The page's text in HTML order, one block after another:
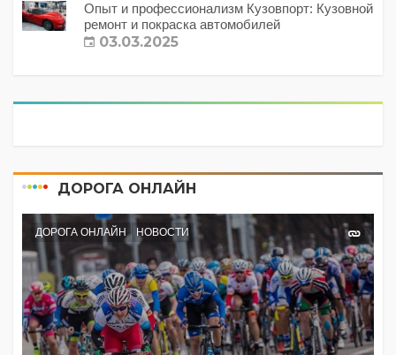
Опыт и профессионализм Кузовпорт: Кузовной
ремонт и покраска автомобилей
03.03.2025
ДОРОГА ОНЛАЙН
ДОРОГА ОНЛАЙН НОВОСТИ